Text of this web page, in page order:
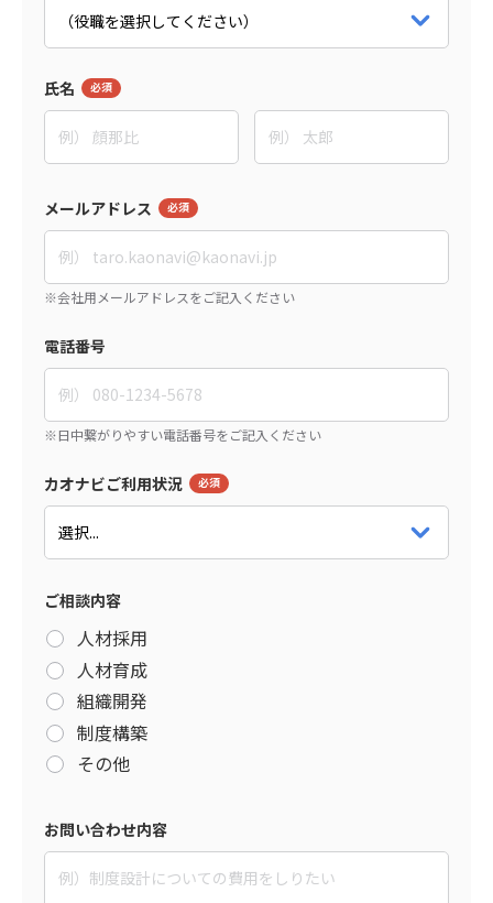
氏名
メールアドレス
電話番号
カオナビご利用状況
ご相談内容
人材採用
人材育成
組織開発
制度構築
その他
お問い合わせ内容